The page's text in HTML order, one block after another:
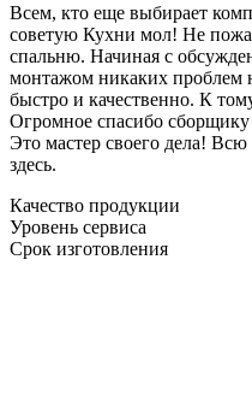
Всем, кто еще выбирает
советую Кухни мол! Не
спальню. Начиная с
монтажом никаких проблем
быстро и качественно. К
Огромное спасибо сборщику
Это мастер своего дела! Всю
здесь.
Качество продукции
Уровень сервиса
Срок изготовления